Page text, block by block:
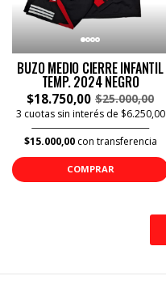
BUZO MEDIO CIERRE INFANTIL
TEMP. 2024 NEGRO
$18.750,00 $25.000,00
3 cuotas sin interés de $6.250,00
$15.000,00con transferencia
COMPRAR